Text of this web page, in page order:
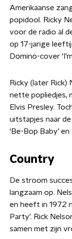
Amerikaanse
popidool. Ricky
voor de radio al
op 17-jarige
Domino-cover
Ricky (later Rick)
nette popliedjes,
Elvis Presley.
uitstapjes naar de
‘Be-Bop Baby’
Country
De stroom
langzaam op.
en heeft in 1972
Party’. Rick
samen met zijn